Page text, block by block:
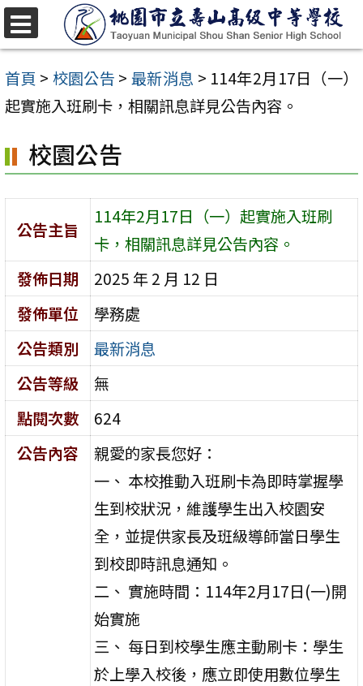
跳
至
主
要
容
區
首頁 > 校園公告 > 最新消息 > 114年2月17日（一）
起實施入班刷卡，相關訊息詳見公告內容。
校園公告
公告主旨
114年2月17日（一）起實施入班刷
卡，相關訊息詳見公告內容。
發佈日期
2025 年 2 月 12 日
發佈單位
學務處
公告類別
最新消息
公告等級
無
點閱次數
624
公告內容
親愛的家長您好：
一、 本校推動入班刷卡為即時掌握學
生到校狀況，維護學生出入校園安
全，並提供家長及班級導師當日學生
到校即時訊息通知。
二、 實施時間：114年2月17日(一)開
始實施
三、 每日到校學生應主動刷卡：學生
於上學入校後，應立即使用數位學生
選
單